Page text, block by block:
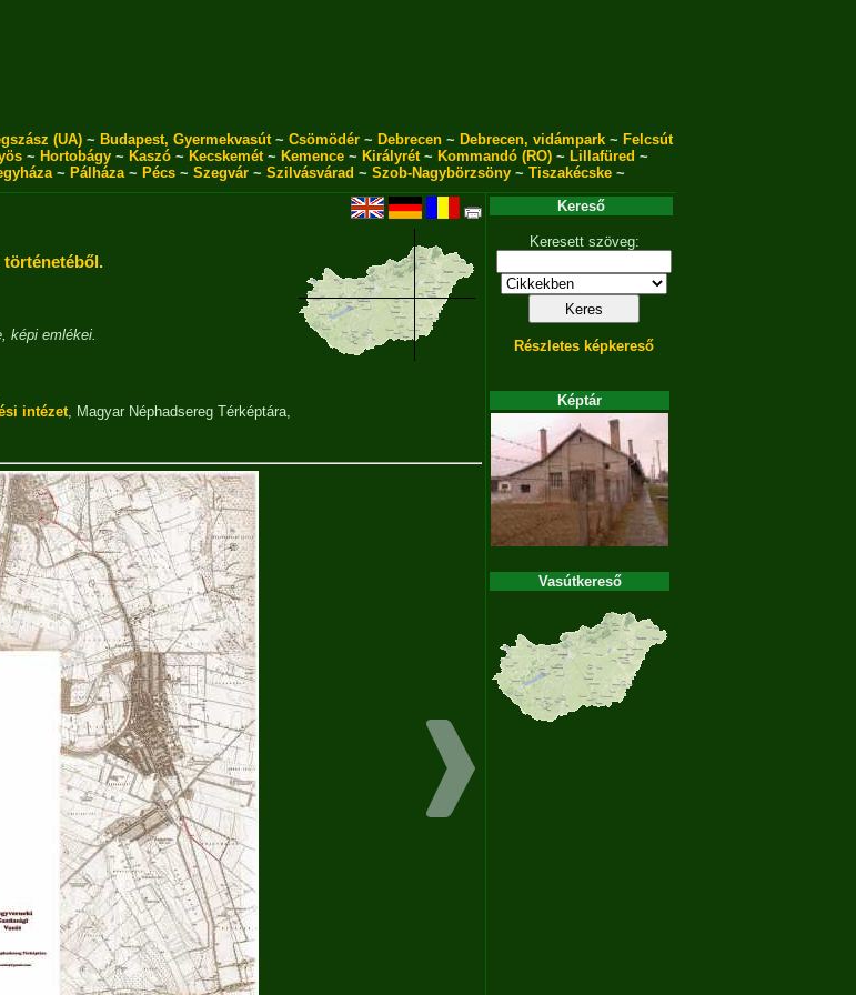
(UA)~ Budapest, Gyermekvasút~ Csömödér~ Debrecen~ Debrecen, vidámpark~ Felcsút
~ Hortobágy ~ Kaszó ~ Kecskemét~ Kemence ~ Királyrét~ Kommandó (RO) ~ Lillafüred ~
~ Pálháza~ Pécs~ Szegvár~ Szilvásvárad ~ Szob-Nagybörzsöny~ Tiszakécske~
történetéből.
képi emlékei.
intézet, Magyar Néphadsereg Térképtára,
Kereső
Keresett szöveg:
Részletes képkereső
Képtár
Vasútkereső